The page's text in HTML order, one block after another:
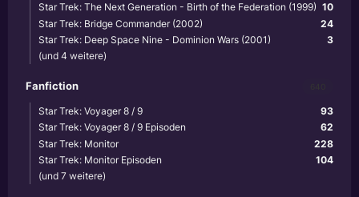
10
Star Trek: The Next Generation - Birth of the Federation (1999)
24
Star Trek: Bridge Commander (2002)
3
Star Trek: Deep Space Nine - Dominion Wars (2001)
(und 4 weitere)
Fanfiction
93
Star Trek: Voyager 8 / 9
62
Star Trek: Voyager 8 / 9 Episoden
228
Star Trek: Monitor
104
Star Trek: Monitor Episoden
(und 7 weitere)